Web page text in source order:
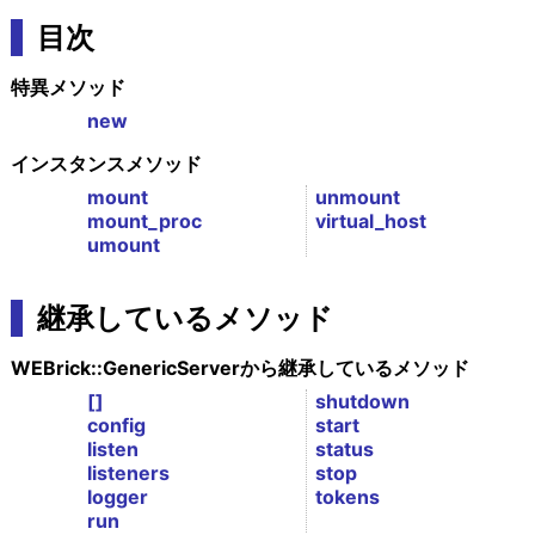
目次
特異メソッド
new
インスタンスメソッド
mount
mount_proc
umount
unmount
virtual_host
継承しているメソッド
WEBrick::GenericServerから継承しているメソッド
[]
config
listen
listeners
logger
run
shutdown
start
status
stop
tokens